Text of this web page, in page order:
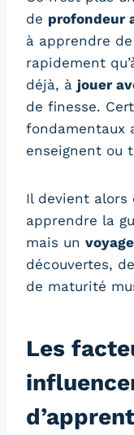
de profondeur
à apprendre
rapidement
déjà, à jouer
de finesse.
fondamentaux
enseignent ou
Il devient alors
apprendre la
mais un
découvertes,
de maturité
Les